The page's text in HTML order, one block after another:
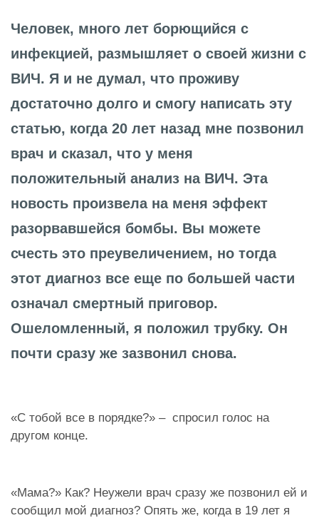
Человек, много лет борющийся с
инфекцией, размышляет о своей жизни с
ВИЧ. Я и не думал, что проживу
достаточно долго и смогу написать эту
статью, когда 20 лет назад мне позвонил
врач и сказал, что у меня
положительный анализ на ВИЧ. Эта
новость произвела на меня эффект
разорвавшейся бомбы. Вы можете
счесть это преувеличением, но тогда
этот диагноз все еще по большей части
означал смертный приговор.
Ошеломленный, я положил трубку. Он
почти сразу же зазвонил снова.
«С тобой все в порядке?» – спросил голос на
другом конце.
«Мама?» Как? Неужели врач сразу же позвонил ей и
сообщил мой диагноз? Опять же, когда в 19 лет я